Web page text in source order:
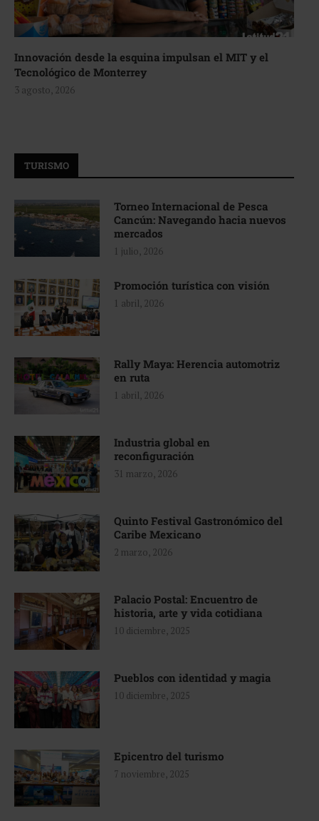
Innovación desde la esquina impulsan el MIT y el
Tecnológico de Monterrey
3 agosto, 2026
TURISMO
Torneo Internacional de Pesca
Cancún: Navegando hacia nuevos
mercados
1 julio, 2026
Promoción turística con visión
1 abril, 2026
Rally Maya: Herencia automotriz
en ruta
1 abril, 2026
Industria global en
reconfiguración
31 marzo, 2026
Quinto Festival Gastronómico del
Caribe Mexicano
2 marzo, 2026
Palacio Postal: Encuentro de
historia, arte y vida cotidiana
10 diciembre, 2025
Pueblos con identidad y magia
10 diciembre, 2025
Epicentro del turismo
7 noviembre, 2025